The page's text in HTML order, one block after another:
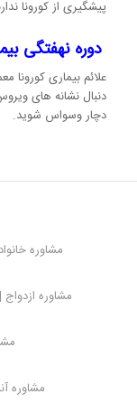
پیشگیری از کورونا
دوره نهفتگی
دنبال نشانه های
دچار وسواس شوید.
مشاوره
مشاوره ازدواج
مشاوره
راه های
در این روزها
توجه به راه های
امکانات برای
این بیماری می
با اطرافیان و